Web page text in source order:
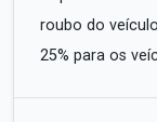
roubo do
25% para os